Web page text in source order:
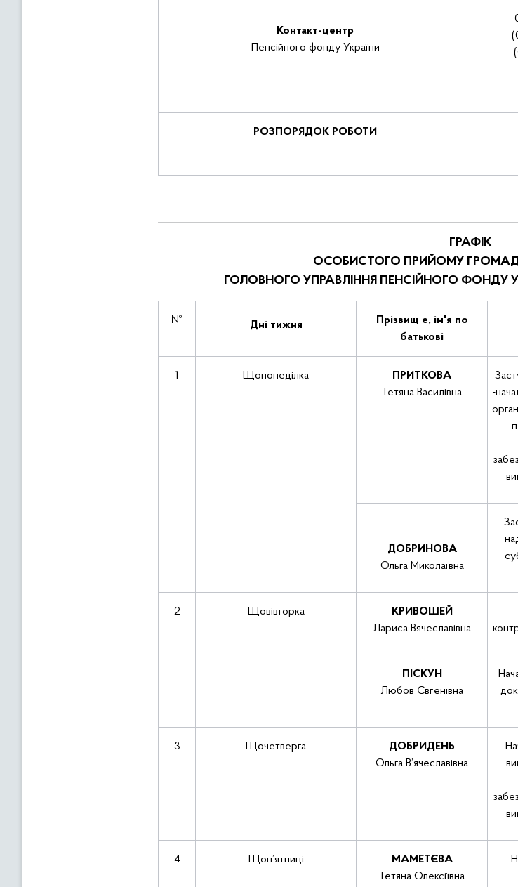
Контакт-центр
Пенсійного фонду України
РОЗПОРЯДОК РОБОТИ
ГРАФІК
ОСОБИСТОГО ПРИЙОМУ
ГОЛОВНОГО УПРАВЛІННЯ ПЕНСІЙНОГО ФОНДУ
№ Дні тижня
Прізвищ е, ім'я по
батькові
1 Щопонеділка
ПРИТКОВА
Тетяна Василівна
-
ДОБРИНОВА
Ольга Миколаївна
2 Щовівторка
КРИВОШЕЙ
Лариса Вячеславівна
ПІСКУН
Любов Євгенівна
3 Щочетверга
ДОБРИДЕНЬ
Ольга В’ячеславівна
4 Щоп’ятниці
МАМЕТЄВА
Тетяна Олексіївна